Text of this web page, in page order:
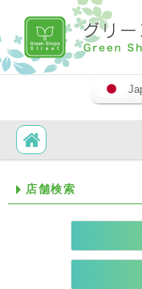
検索
コンテンツへ移動
店舗検索